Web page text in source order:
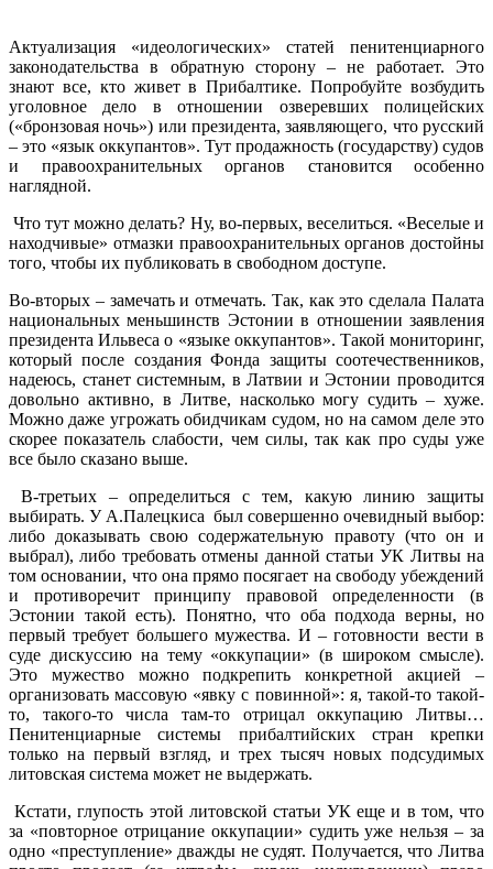
Актуализация «идеологических» статей пенитенциарного
законодательства в обратную сторону – не работает. Это
знают все, кто живет в Прибалтике. Попробуйте возбудить
уголовное дело в отношении озверевших полицейских
(«бронзовая ночь») или президента, заявляющего, что русский
– это «язык оккупантов». Тут продажность (государству) судов
и правоохранительных органов становится особенно
наглядной.
Что тут можно делать? Ну, во-первых, веселиться. «Веселые и
находчивые» отмазки правоохранительных органов достойны
того, чтобы их публиковать в свободном доступе.
Во-вторых – замечать и отмечать. Так, как это сделала Палата
национальных меньшинств Эстонии в отношении заявления
президента Ильвеса о «языке оккупантов». Такой мониторинг,
который после создания Фонда защиты соотечественников,
надеюсь, станет системным, в Латвии и Эстонии проводится
довольно активно, в Литве, насколько могу судить – хуже.
Можно даже угрожать обидчикам судом, но на самом деле это
скорее показатель слабости, чем силы, так как про суды уже
все было сказано выше.
В-третьих – определиться с тем, какую линию защиты
выбирать. У А.Палецкиса был совершенно очевидный выбор:
либо доказывать свою содержательную правоту (что он и
выбрал), либо требовать отмены данной статьи УК Литвы на
том основании, что она прямо посягает на свободу убеждений
и противоречит принципу правовой определенности (в
Эстонии такой есть). Понятно, что оба подхода верны, но
первый требует большего мужества. И – готовности вести в
суде дискуссию на тему «оккупации» (в широком смысле).
Это мужество можно подкрепить конкретной акцией –
организовать массовую «явку с повинной»: я, такой-то такой-
то, такого-то числа там-то отрицал оккупацию Литвы…
Пенитенциарные системы прибалтийских стран крепки
только на первый взгляд, и трех тысяч новых подсудимых
литовская система может не выдержать.
Кстати, глупость этой литовской статьи УК еще и в том, что
за «повторное отрицание оккупации» судить уже нельзя – за
одно «преступление» дважды не судят. Получается, что Литва